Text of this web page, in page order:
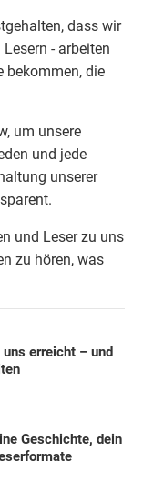
dass wir
- arbeiten
bekommen, die
um unsere
und jede
unserer
und Leser zu uns
zu hören, was
uns erreicht – und
Geschichte, dein